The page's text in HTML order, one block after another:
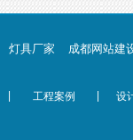
灯具厂家 成都网站建
工程案例 设